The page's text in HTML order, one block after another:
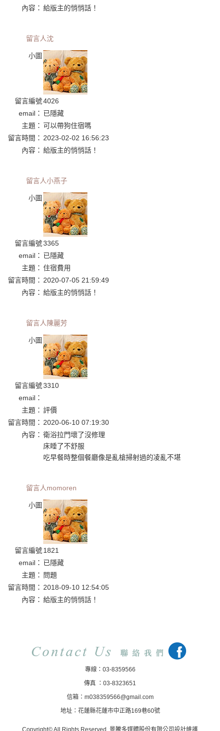
內容： 給版主的悄悄話！
留言人沈
小圖
留言編號4026
email： 已隱藏
主題： 可以帶狗住宿嗎
留言時間： 2023-02-02 16:56:23
內容： 給版主的悄悄話！
留言人小燕子
小圖
留言編號3365
email： 已隱藏
主題： 住宿費用
留言時間： 2020-07-05 21:59:49
內容： 給版主的悄悄話！
留言人 陳麗芳
小圖
留言編號3310
email：
主題： 評價
留言時間： 2020-06-10 07:19:30
內容： 衛浴拉門壞了沒修理
床睡了不舒服
吃早餐時整個餐廳像是亂槍掃射過的凌亂不堪
留言人momoren
小圖
留言編號1821
email： 已隱藏
主題：
問題
留言時間： 2018-09-10 12:54:05
內容： 給版主的悄悄話！
專線：03-8359566
傳真 ：03-8323651
信箱：m038359566@gmail.com
地址：花蓮縣花蓮市中正路169巷60號
Copyright© All Rights Reserved. 景騰多媒體股份有限公司設計維護